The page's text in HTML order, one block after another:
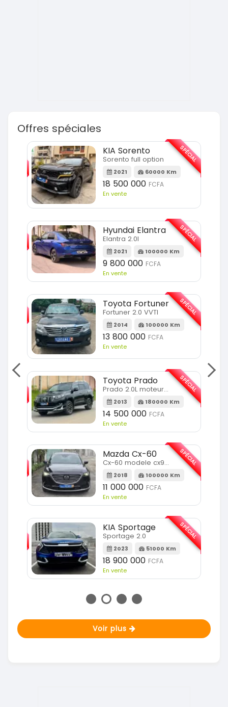
Offres spéciales
SPÉCIAL
KIA Sorento
Sorento full option
2021 60000 Km
18 500 000 FCFA
En vente
SPÉCIAL
Hyundai Elantra
Elantra 2.0l
2021 100000 Km
9 800 000 FCFA
En vente
SPÉCIAL
Toyota Fortuner
Fortuner 2.0 VVTI
2014 100000 Km
13 800 000 FCFA
En vente
SPÉCIAL
Toyota Prado
Prado 2.0L moteur d4d
2013 180000 Km
14 500 000 FCFA
En vente
SPÉCIAL
Mazda Cx-60
Cx-60 modele cx9 full option
2018 100000 Km
11 000 000 FCFA
En vente
SPÉCIAL
KIA Sportage
Sportage 2.0
2023 51000 Km
18 900 000 FCFA
En vente
SPÉCIAL
Voir plus